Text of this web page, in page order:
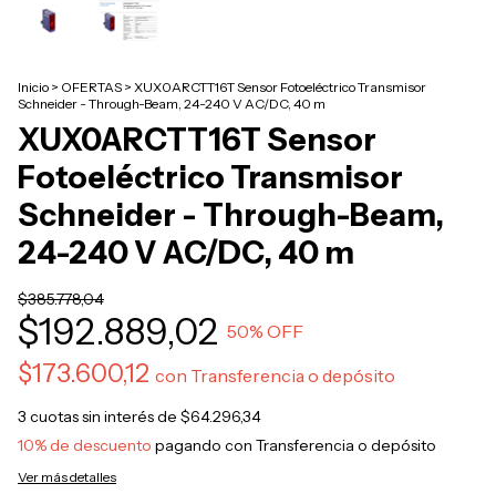
Inicio > OFERTAS > XUX0ARCTT16T Sensor Fotoeléctrico Transmisor
Schneider - Through-Beam, 24-240 V AC/DC, 40 m
XUX0ARCTT16T Sensor
Fotoeléctrico Transmisor
Schneider - Through-Beam,
24-240 V AC/DC, 40 m
$385.778,04
$192.889,02 50% OFF
$173.600,12 con Transferencia o depósito
3 cuotas sin interés de $64.296,34
10% de descuento pagando con Transferencia o depósito
Ver más detalles